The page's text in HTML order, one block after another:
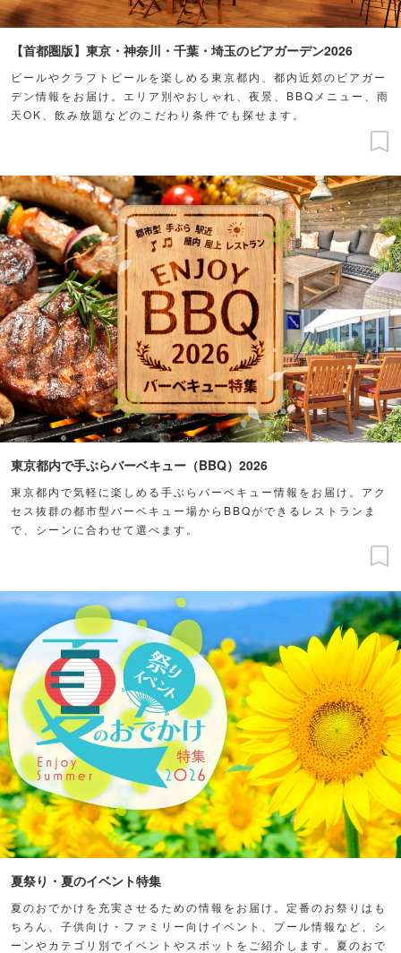
【首都圏版】東京・神奈川・千葉・埼玉のビアガーデン2026
ビールやクラフトビールを楽しめる東京都内、都内近郊のビアガー
デン情報をお届け。エリア別やおしゃれ、夜景、BBQメニュー、雨
天OK、飲み放題などのこだわり条件でも探せます。
東京都内で手ぶらバーベキュー（BBQ）2026
東京都内で気軽に楽しめる手ぶらバーベキュー情報をお届け。アク
セス抜群の都市型バーベキュー場からBBQができるレストランま
で、シーンに合わせて選べます。
夏祭り・夏のイベント特集
夏のおでかけを充実させるための情報をお届け。定番のお祭りはも
ちろん、子供向け・ファミリー向けイベント、プール情報など、シ
ーンやカテゴリ別でイベントやスポットをご紹介します。夏のおで